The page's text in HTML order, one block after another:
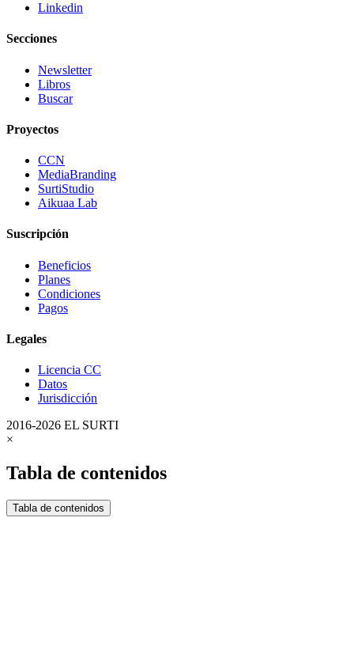
Linkedin
Secciones
Newsletter
Libros
Buscar
Proyectos
CCN
MediaBranding
SurtiStudio
Aikuaa Lab
Suscripción
Beneficios
Planes
Condiciones
Pagos
Legales
Licencia CC
Datos
Jurisdicción
2016-2026 EL SURTI
×
Tabla de contenidos
Tabla de contenidos